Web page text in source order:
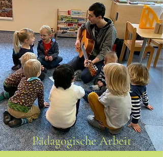
Pädagogische Arbeit